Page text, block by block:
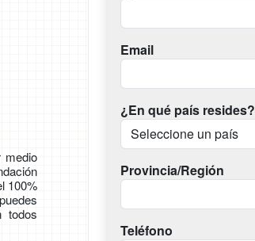
medio
100%
todos
Email
¿En qué país resides?
Provincia/Región
Teléfono